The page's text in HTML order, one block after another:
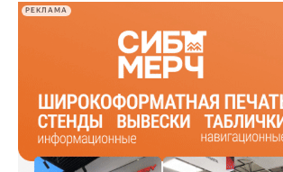
РЕКЛАМА